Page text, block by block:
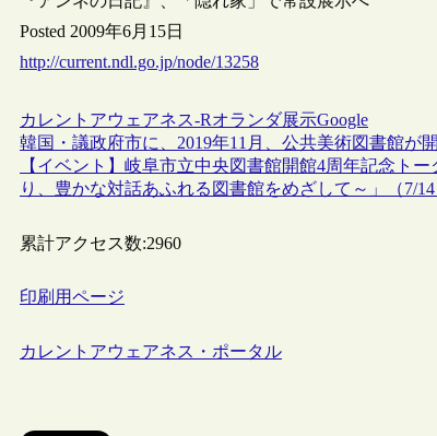
Posted 2009年6月15日
http://current.ndl.go.jp/node/13258
カレントアウェアネス-Rオランダ展示Google
韓国・議政府市に、2019年11月、公共美術図書館が
【イベント】岐阜市立中央図書館開館4周年記念ト
り、豊かな対話あふれる図書館をめざして～」（7/14
累計アクセス数:2960
印刷用ページ
カレントアウェアネス・ポータル